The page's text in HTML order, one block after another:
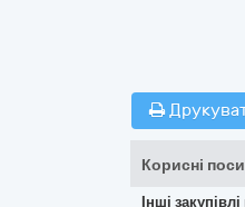
Корисні
Інші